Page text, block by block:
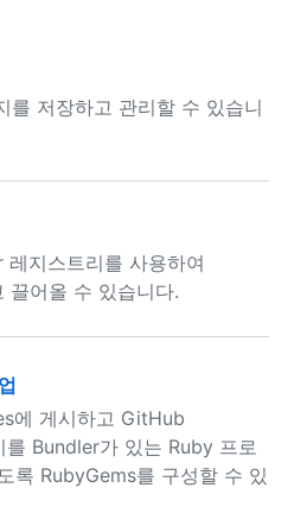
저장하고 관리할 수 있습니
지스트리를 사용하여
끌어올 수 있습니다.
에 게시하고 GitHub
Bundler가 있는 Ruby 프로
록 RubyGems를 구성할 수 있